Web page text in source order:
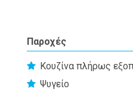
Παροχές
Κουζίνα πλήρως
Ψυγείο